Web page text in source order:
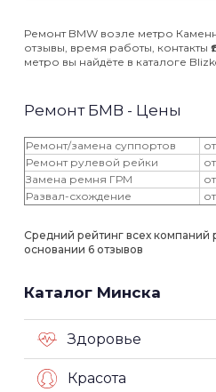
Ремонт BMW возле метро
отзывы, время работы,
метро вы найдёте в каталоге
Ремонт БМВ - Цены
Ремонт/замена суппортов
Ремонт рулевой рейки
Замена ремня ГРМ
Развал-схождение
Средний рейтинг всех компаний
основании 6 отзывов
Каталог Минска
Здоровье
Красота